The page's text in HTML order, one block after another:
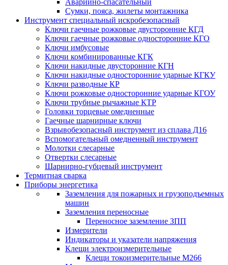
Аварийно-спасательный
Сумки, пояса, жилеты монтажника
Инструмент специальный искробезопасный
Ключи гаечные рожковые двусторонние КГД
Ключи гаечные рожковые односторонние КГО
Ключи имбусовые
Ключи комбинированные КГК
Ключи накидные двусторонние КГН
Ключи накидные односторонние ударные КГКУ
Ключи разводные КР
Ключи рожковые односторонние ударные КГОУ
Ключи трубные рычажные КТР
Головки торцевые омедненные
Гаечные шарнирные ключи
Взрывобезопасный инструмент из сплава Д16
Вспомогательный омедненный инструмент
Молотки слесарные
Отвертки слесарные
Шарнирно-губцевый инструмент
Термитная сварка
Приборы энергетика
Заземления для пожарных и грузоподъемных
машин
Заземления переносные
Переносное заземление ЗПП
Измерители
Индикаторы и указатели напряжения
Клещи электроизмерительные
Клещи токоизмерительные М266